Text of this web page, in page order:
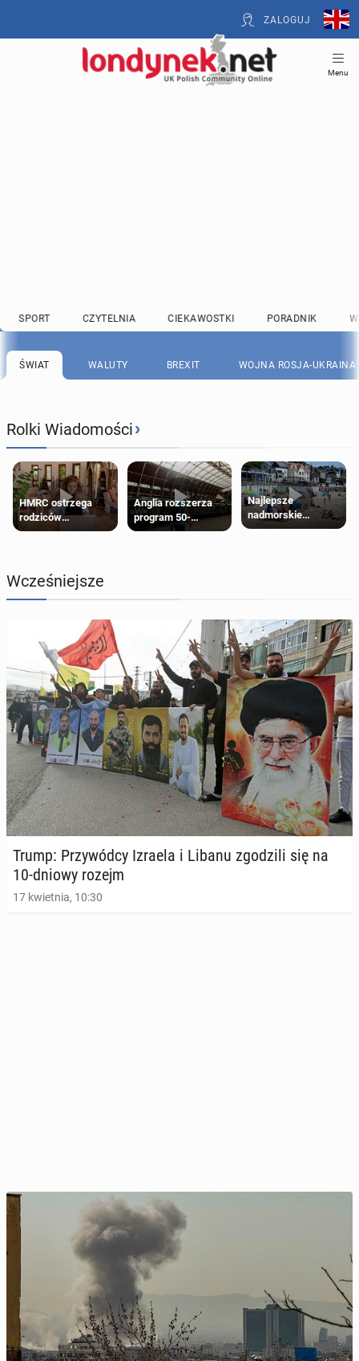
ZALOGUJ
Menu
SPORT CZYTELNIA CIEKAWOSTKI PORADNIK
ŚWIAT WALUTY BREXIT WOJNA ROSJA-UKRAINA
Rolki Wiadomości›
HMRC ostrzega
rodziców
pobierających Child
zwrotu zasiłku
Anglia rozszerza
program 50-
procentowych
Najlepsze
nadmorskie
miasteczko blisko
Wcześniejsze
Trump: Przy­wód­cy Izraela i Libanu zgo­dzi­li się na
10-dniowy rozejm
17 kwietnia, 10:30